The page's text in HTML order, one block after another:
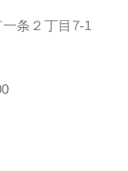
条２丁目7-1